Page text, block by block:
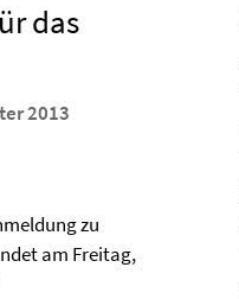
das
2013
zu
am Freitag,